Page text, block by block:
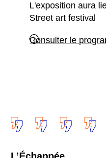
L'exposition aura
Street art festival
Consulter le